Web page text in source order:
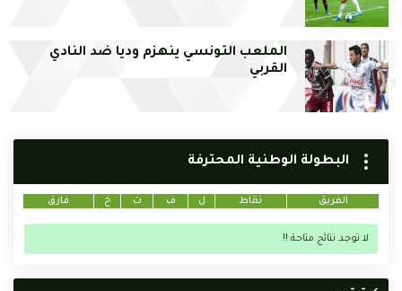
الملعب التونسي ينهزم وديا ضد النادي
القربي
البطولة الوطنية المحترفة
الفريق نقاط ل ف ت خ فارق
لا توجد نتائج متاحة !!